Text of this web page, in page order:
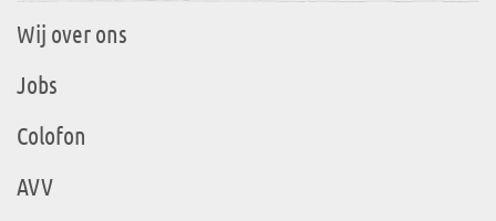
Wij over ons
Jobs
Colofon
AVV